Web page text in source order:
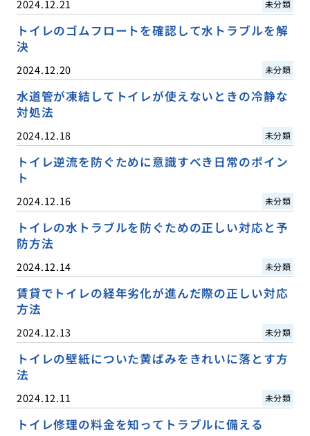
2024.12.21 未分類
トイレのゴムフロートを確認して水トラブルを解
決
2024.12.20 未分類
水道管が凍結してトイレが使えないときの冷静な
対処法
2024.12.18 未分類
トイレ逆流を防ぐために意識すべき日常のポイン
ト
2024.12.16 未分類
トイレの水トラブルを防ぐための正しい対応と予
防方法
2024.12.14 未分類
賃貸でトイレの経年劣化が進んだ際の正しい対応
方法
2024.12.13 未分類
トイレの壁紙についた黄ばみをきれいに落とす方
法
2024.12.11 未分類
トイレ修理の料金を知ってトラブルに備える